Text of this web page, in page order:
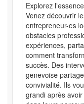
Explorez
Venez découvrir
entrepreneur-es
obstacles
expériences,
comment
succès. Des
genevoise
convivialité. Ils
grandi après